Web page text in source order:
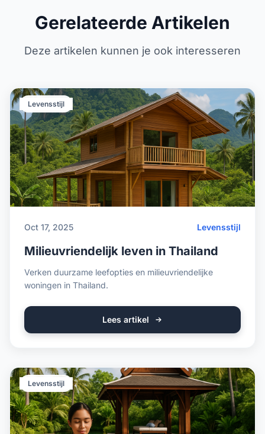
Gerelateerde Artikelen
Deze artikelen kunnen je ook interesseren
Levensstijl
Oct 17, 2025 Levensstijl
Milieuvriendelijk leven in Thailand
Verken duurzame leefopties en milieuvriendelijke
woningen in Thailand.
Lees artikel
Levensstijl